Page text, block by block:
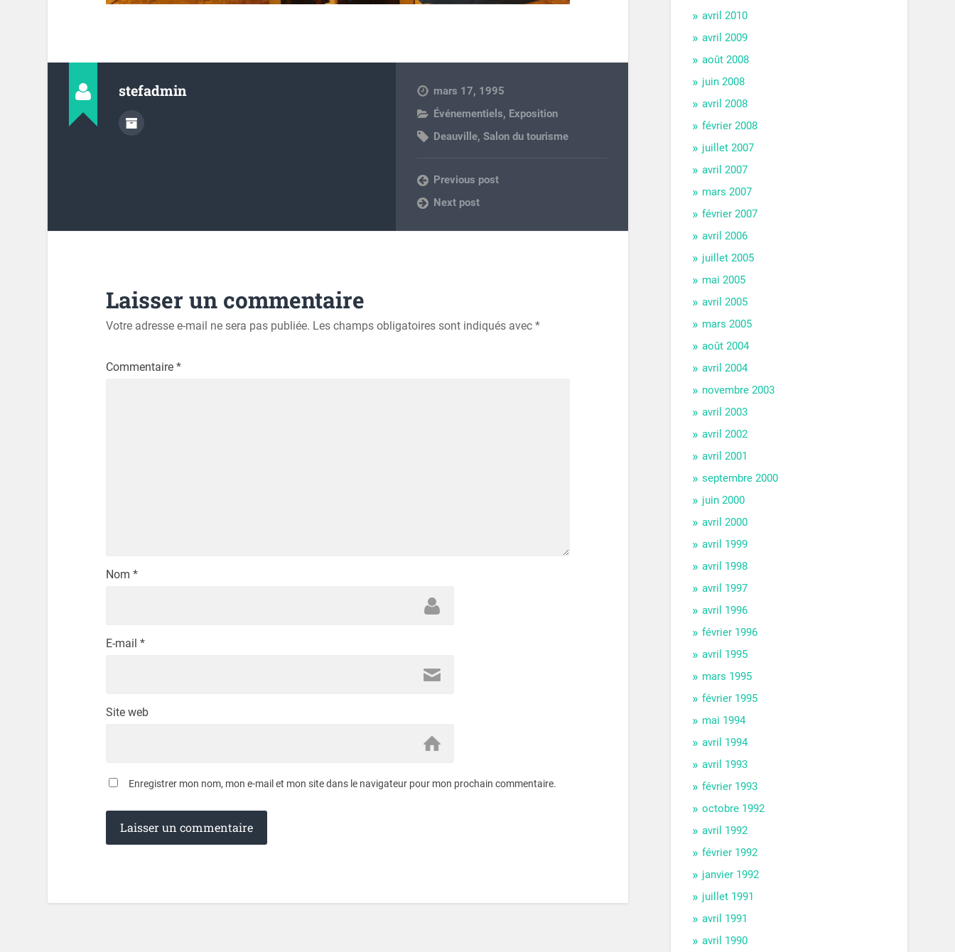
Site web
avril 2010
avril 2009
août 2008
juin 2008
avril 2008
février 2008
juillet 2007
avril 2007
mars 2007
février 2007
avril 2006
juillet 2005
mai 2005
avril 2005
mars 2005
août 2004
avril 2004
novembre 2003
avril 2003
avril 2002
avril 2001
septembre 2000
juin 2000
avril 2000
avril 1999
avril 1998
avril 1997
avril 1996
février 1996
avril 1995
mars 1995
février 1995
mai 1994
avril 1994
avril 1993
février 1993
octobre 1992
avril 1992
février 1992
janvier 1992
juillet 1991
avril 1991
avril 1990